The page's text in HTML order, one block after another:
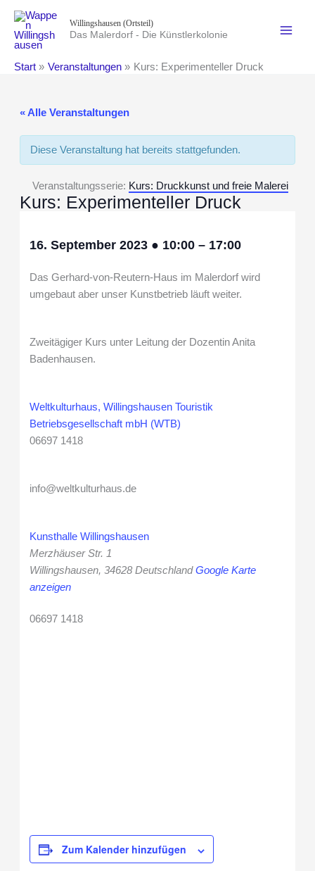
Inhalt
springen
Willingshausen (Ortsteil)
Das Malerdorf - Die Künstlerkolonie
Start Veranstaltungen Kurs: Experimenteller Druck
« Alle Veranstaltungen
Diese Veranstaltung hat bereits stattgefunden.
Veranstaltungsserie: Kurs: Druckkunst und freie Malerei
Kurs: Experimenteller Druck
16. September 2023 ● 10:00– 17:00
Das Gerhard-von-Reutern-Haus im Malerdorf wird
umgebaut aber unser Kunstbetrieb läuft weiter.
Zweitägiger Kurs unter Leitung der Dozentin Anita
Badenhausen.
Weltkulturhaus, Willingshausen Touristik
Betriebsgesellschaft mbH (WTB)
06697 1418
info@weltkulturhaus.de
Kunsthalle Willingshausen
Merzhäuser Str. 1
Willingshausen, 34628 Deutschland Google Karte
anzeigen
06697 1418
Zum Kalender hinzufügen